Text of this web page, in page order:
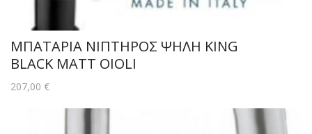
ΜΠΑΤΑΡΙΑ ΝΙΠΤΗΡΟΣ ΨΗΛΗ KING
BLACK MATT OIOLI
207,00 €